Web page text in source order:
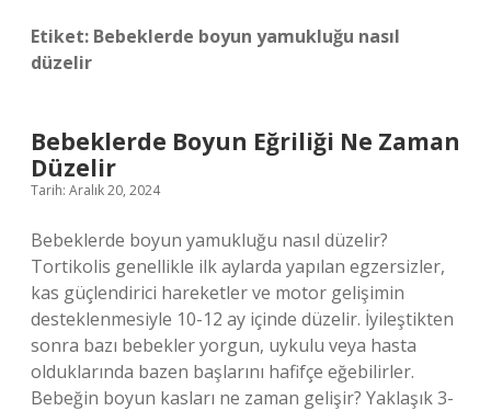
Etiket: Bebeklerde boyun yamukluğu nasıl
düzelir
Bebeklerde Boyun Eğriliği Ne Zaman
Düzelir
Tarih: Aralık 20, 2024
Bebeklerde boyun yamukluğu nasıl düzelir?
Tortikolis genellikle ilk aylarda yapılan egzersizler,
kas güçlendirici hareketler ve motor gelişimin
desteklenmesiyle 10-12 ay içinde düzelir. İyileştikten
sonra bazı bebekler yorgun, uykulu veya hasta
olduklarında bazen başlarını hafifçe eğebilirler.
Bebeğin boyun kasları ne zaman gelişir? Yaklaşık 3-